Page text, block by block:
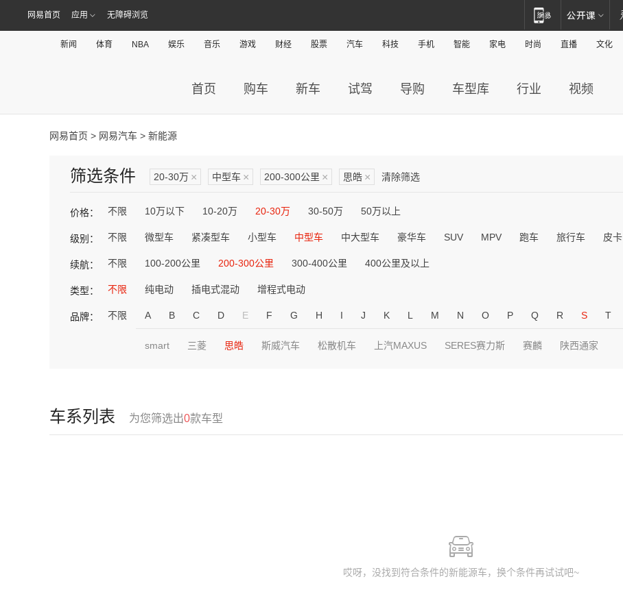
网易首页 应用 无障碍浏览
新闻 体育 NBA 娱乐 音乐 游戏 财经 股票 汽车 科技 手机 智能 家电 时尚 直播 文化
首页 购车 新车 试驾 导购 车型库 行业 视频
网易首页 > 网易汽车 > 新能源
筛选条件 20-30万 × 中型车 × 200-300公里 × 思皓 × 清除筛选
价格： 不限 10万以下 10-20万 20-30万 30-50万 50万以上
级别： 不限 微型车 紧凑型车 小型车 中型车 中大型车 豪华车 SUV MPV 跑车 旅行车 皮卡
续航： 不限 100-200公里 200-300公里 300-400公里 400公里及以上
类型： 不限 纯电动 插电式混动 增程式电动
品牌： 不限 A B C D E F G H I J K L M N O P Q R S T
smart 三菱 思皓 斯威汽车 松散机车 上汽MAXUS SERES赛力斯 赛麟 陕西通家
车系列表 为您筛选出0款车型
哎呀，没找到符合条件的新能源车，换个条件再试试吧~